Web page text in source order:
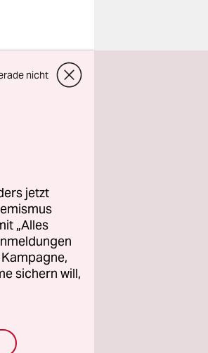
nicht
jetzt
„Alles
sichern will,